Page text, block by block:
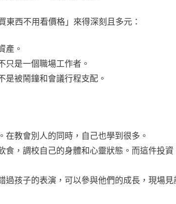
東西不用看價格」來得深刻且多元：
產。
只是一個職場工作者。
是被鬧鐘和會議行程支配。
教會別人的同時，自己也學到很多。
，調校自己的身體和心靈狀態。而這件投
過孩子的表演，可以參與他們的成長，現場